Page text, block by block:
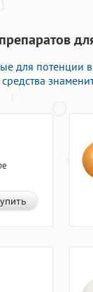
для потенции